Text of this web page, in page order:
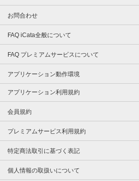
お問合わせ
FAQ iCata全般について
FAQ プレミアムサービスについて
アプリケーション動作環境
アプリケーション利用規約
会員規約
プレミアムサービス利用規約
特定商法取引に基づく表記
個人情報の取扱いについて